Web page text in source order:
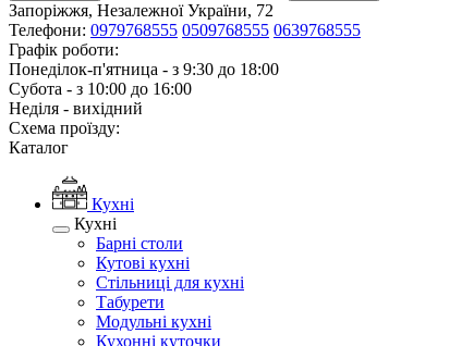
Запоріжжя, Незалежної України, 72
Телефони: 0979768555 0509768555 0639768555
Графік роботи:
Понеділок-п'ятница - з 9:30 до 18:00
Субота - з 10:00 до 16:00
Неділя - вихідний
Схема проїзду:
Каталог
Кухні
Кухні
Барні столи
Кутові кухні
Стільниці для кухні
Табурети
Модульні кухні
Кухонні куточки